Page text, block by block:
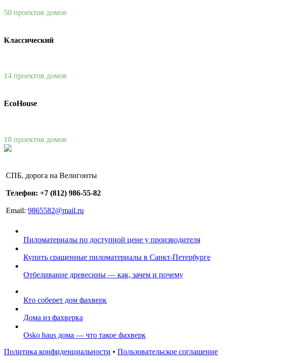
50 проектов домов
Классический
14 проектов домов
EcoHouse
18 проектов домов
СПБ, дорога на Велигонты
Телефон: +7 (812) 986-55-82
Email: 9865582@mail.ru
Пиломатериалы по доступной цене у производителя
Купить сращенные пиломатериалы в Санкт-Петербурге
Отбеливание древесины — как, зачем и почему
Кто соберет дом фахверк
Дома из фахверка
Osko haus дома — что такое фахверк
Политика конфиденциальности • Пользовательское соглашение